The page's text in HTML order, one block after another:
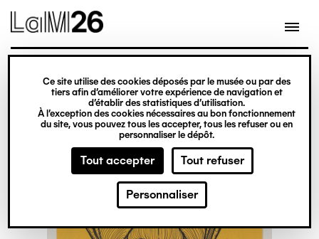
Gestion des cookies
Ce site utilise des cookies déposés par le musée ou par des
tiers afin d’améliorer votre expérience de navigation et
d’établir des statistiques d’utilisation.
À l’exception des cookies nécessaires au bon fonctionnement
du site, vous pouvez tous les accepter, tous les refuser ou en
personnaliser le dépôt.
Tout accepter Tout refuser
Personnaliser
contenu